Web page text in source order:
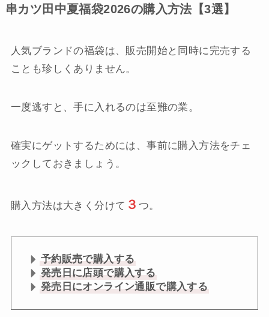
串カツ田中夏福袋2026の購入方法【3選】
人気ブランドの福袋は、販売開始と同時に完売する
ことも珍しくありません。
一度逃すと、手に入れるのは至難の業。
確実にゲットするためには、事前に購入方法をチェ
ックしておきましょう。
購入方法は大きく分けて ３ つ。
予約販売で購入する
発売日に店頭で購入する
発売日にオンライン通販で購入する